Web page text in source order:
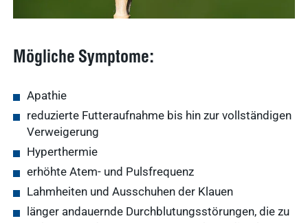
Mögliche Symptome:
Apathie
reduzierte Futteraufnahme bis hin zur vollständigen
Verweigerung
Hyperthermie
erhöhte Atem- und Pulsfrequenz
Lahmheiten und Ausschuhen der Klauen
länger andauernde Durchblutungsstörungen, die zu